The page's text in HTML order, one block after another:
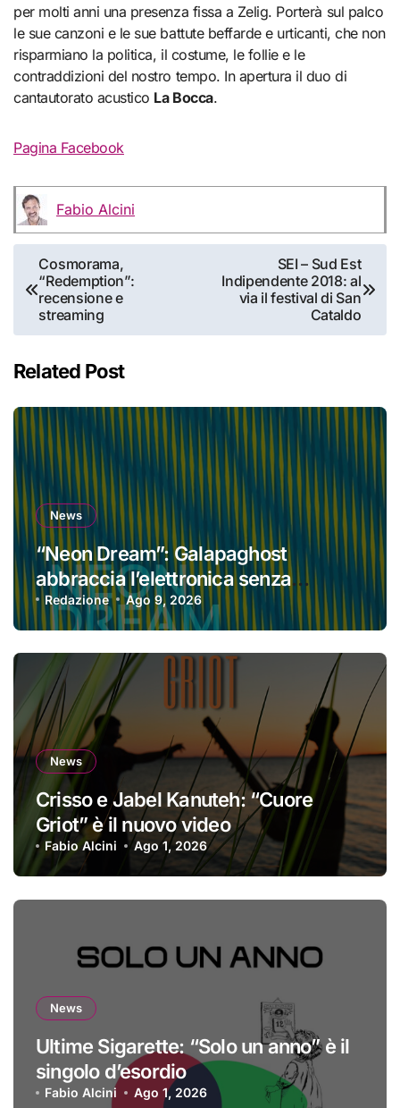
per molti anni una presenza fissa a Zelig. Porterà sul palco
le sue canzoni e le sue battute beffarde e urticanti, che non
risparmiano la politica, il costume, le follie e le
contraddizioni del nostro tempo. In apertura il duo di
cantautorato acustico La Bocca.
Pagina Facebook
Fabio Alcini
Navigazione
articoli
Cosmorama,
“Redemption”:
recensione e
streaming
SEI – Sud Est
Indipendente 2018: al
via il festival di San
Cataldo
Related Post
News
“Neon Dream”: Galapaghost
abbraccia l’elettronica senza
perdere la propria identità
Redazione Ago 9, 2026
News
Crisso e Jabel Kanuteh: “Cuore
Griot” è il nuovo video
Fabio Alcini Ago 1, 2026
News
Ultime Sigarette: “Solo un anno” è il
singolo d’esordio
Fabio Alcini Ago 1, 2026